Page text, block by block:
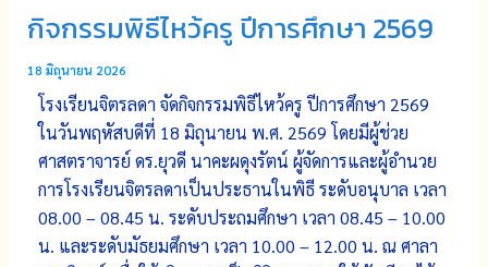
กิจกรรมพิธีไหว้ครู ปีการศึกษา 2569
18 มิถุนายน 2026
โรงเรียนจิตรลดา จัดกิจกรรมพิธีไหว้ครู ปีการศึกษา 2569
ในวันพฤหัสบดีที่ 18 มิถุนายน พ.ศ. 2569 โดยมีผู้ช่วย
ศาสตราจารย์ ดร.ยุวดี นาคะผดุงรัตน์ ผู้จัดการและผู้อำนวย
การโรงเรียนจิตรลดาเป็นประธานในพิธี ระดับอนุบาล เวลา
08.00 – 08.45 น. ระดับประถมศึกษา เวลา 08.45 – 10.00
น. และระดับมัธยมศึกษา เวลา 10.00 – 12.00 น. ณ ศาลา